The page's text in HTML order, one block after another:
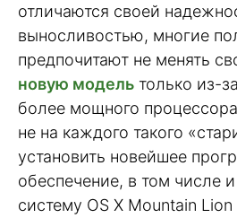
отличаются своей
выносливостью, многие
предпочитают не менять
новую модель только из-
более мощного
не на каждого такого
установить новейшее
обеспечение, в том числе
систему OS X Mountain